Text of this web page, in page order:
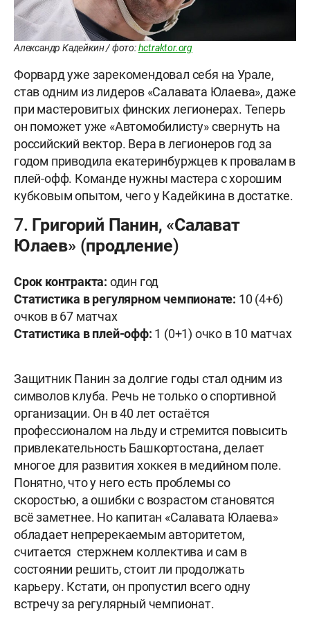
Александр Кадейкин / фото:hctraktor.org
Форвард уже зарекомендовал себя на Урале,
став одним из лидеров «Салавата Юлаева», даже
при мастеровитых финских легионерах. Теперь
он поможет уже «Автомобилисту» свернуть на
российский вектор. Вера в легионеров год за
годом приводила екатеринбуржцев к провалам в
плей-офф. Команде нужны мастера с хорошим
кубковым опытом, чего у Кадейкина в достатке.
7. Григорий Панин, «Салават
Юлаев» (продление)
Срок контракта: один год
Статистика в регулярном чемпионате: 10 (4+6)
очков в 67 матчах
Статистика в плей-офф: 1 (0+1) очко в 10 матчах
Защитник Панин за долгие годы стал одним из
символов клуба. Речь не только о спортивной
организации. Он в 40 лет остаётся
профессионалом на льду и стремится повысить
привлекательность Башкортостана, делает
многое для развития хоккея в медийном поле.
Понятно, что у него есть проблемы со
скоростью, а ошибки с возрастом становятся
всё заметнее. Но капитан «Салавата Юлаева»
обладает непререкаемым авторитетом,
считается стержнем коллектива и сам в
состоянии решить, стоит ли продолжать
карьеру. Кстати, он пропустил всего одну
встречу за регулярный чемпионат.